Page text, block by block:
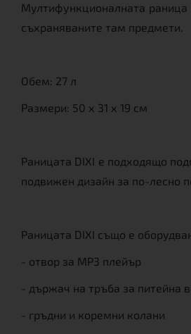
Мултифункционалната раница
съхраняваните там предмети.
Обем: 27 л
Размери: 50 х 31 х 19 см
Раницата DIXI е подходящо
подвижен дизайн за по-лесно
Раницата DIXI също е
- отвор за MP3 плейър
- държач на тръба за питейна
- гръдни и коремни колани